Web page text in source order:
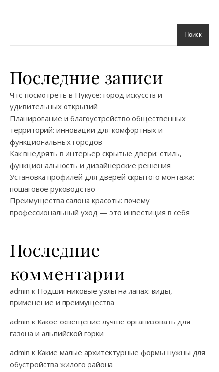
Поиск
Последние записи
Что посмотреть в Нукусе: город искусств и
удивительных открытий
Планирование и благоустройство общественных
территорий: инновации для комфортных и
функциональных городов
Как внедрять в интерьер скрытые двери: стиль,
функциональность и дизайнерские решения
Установка профилей для дверей скрытого монтажа:
пошаговое руководство
Преимущества салона красоты: почему
профессиональный уход — это инвестиция в себя
Последние
комментарии
admin к Подшипниковые узлы на лапах: виды,
применение и преимущества
admin к Какое освещение лучше организовать для
газона и альпийской горки
admin к Какие малые архитектурные формы нужны для
обустройства жилого района